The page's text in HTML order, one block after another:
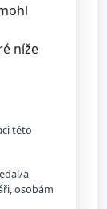
níže
této
a
osobám